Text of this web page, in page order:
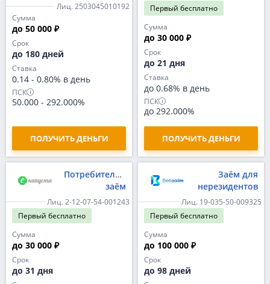
Лиц. 2503045010192
Сумма
до 50 000 ₽
Срок
до 180 дней
Ставка
0.14 - 0.80% в день
ПСК
50.000 - 292.000%
ПОЛУЧИТЬ ДЕНЬГИ
Первый бесплатно
Сумма
до 30 000 ₽
Срок
до 21 дня
Ставка
до 0.68% в день
ПСК
до 292.000%
ПОЛУЧИТЬ ДЕНЬГИ
Потребительский
заём
Лиц. 2-12-07-54-001243
Первый бесплатно
Сумма
до 30 000 ₽
Срок
до 31 дня
Заём для
нерезидентов
Лиц. 19-035-50-009325
Первый бесплатно
Сумма
до 100 000 ₽
Срок
до 98 дней